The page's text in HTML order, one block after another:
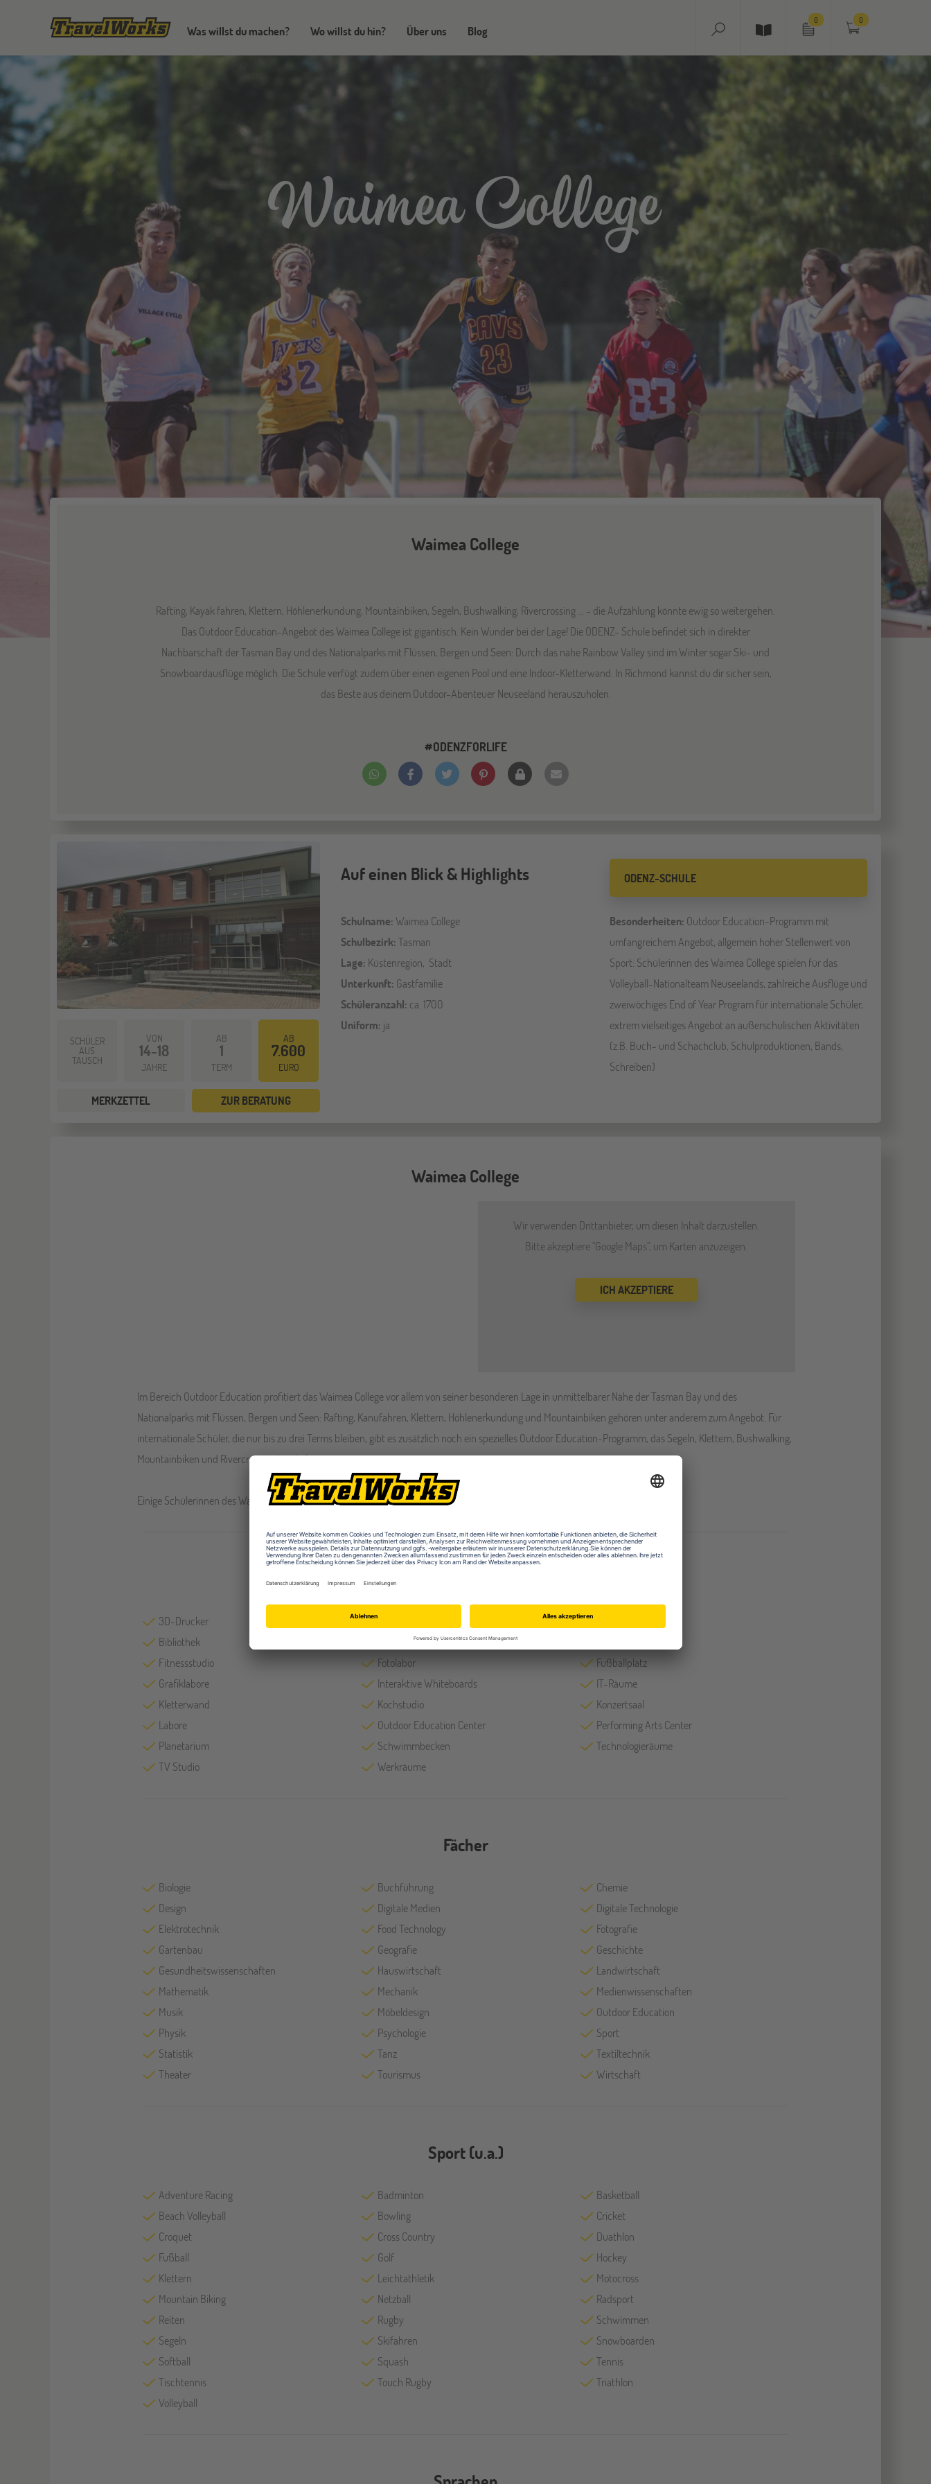
Was willst du machen? Wo willst du hin? Über uns Blog
0 0
Waimea College
Waimea College
Rafting, Kayak fahren, Klettern, Höhlenerkundung, Mountainbiken, Segeln, Bushwalking, Rivercrossing ... - die Aufzählung könnte ewig so weitergehen.
Das Outdoor Education-Angebot des Waimea College ist gigantisch. Kein Wunder bei der Lage! Die ODENZ- Schule beﬁndet sich in direkter
Nachbarschaft der Tasman Bay und des Nationalparks mit Flüssen, Bergen und Seen: Durch das nahe Rainbow Valley sind im Winter sogar Ski- und
Snowboardausﬂüge möglich. Die Schule verfügt zudem über einen eigenen Pool und eine Indoor-Kletterwand. In Richmond kannst du dir sicher sein,
das Beste aus deinem Outdoor-Abenteuer Neuseeland herauszuholen.
#ODENZFORLIFE
SCHÜLER
AUS
TAUSCH
VON
14-18
JAHRE
AB
1
TERM
AB
7.600
EURO
MERKZETTEL ZUR BERATUNG
ODENZ-SCHULE
Auf einen Blick & Highlights
Schulname:Waimea College
Schulbezirk:Tasman
Lage: Küstenregion, Stadt
Unterkunft: Gastfamilie
Schüleranzahl: ca. 1700
Uniform: ja
Besonderheiten: Outdoor Education-Programm mit
umfangreichem Angebot, allgemein hoher Stellenwert von
Sport: Schülerinnen des Waimea College spielen für das
Volleyball-Nationalteam Neuseelands, zahlreiche Ausflüge und
zweiwöchiges End of Year Program für internationale Schüler,
extrem vielseitiges Angebot an außerschulischen Aktivitäten
(z.B. Buch- und Schachclub, Schulproduktionen, Bands,
Schreiben)
Waimea College
Wir verwenden Drittanbieter, um diesen Inhalt darzustellen.
Bitte akzeptiere "Google Maps", um Karten anzuzeigen.
ICH AKZEPTIERE
Im Bereich Outdoor Education profitiert das Waimea College vor allem von seiner besonderen Lage in unmittelbarer Nähe der Tasman Bay und des
Nationalparks mit Flüssen, Bergen und Seen: Rafting, Kanufahren, Klettern, Höhlenerkundung und Mountainbiken gehören unter anderem zum Angebot. Für
internationale Schüler, die nur bis zu drei Terms bleiben, gibt es zusätzlich noch ein spezielles Outdoor Education-Programm, das Segeln, Klettern, Bushwalking,
Mountainbiken und Rivercrossing beinhaltet.
Einige Schülerinnen des Waimea College sind Teil des renommierten U17 Volleyballteams von Neuseeland.
3D-Drucker Auditorium
Bibliothek
Cafeteria
Fitnessstudio
Fotolabor
Fußballplatz
Grafiklabore
Interaktive Whiteboards
IT-Räume
Kletterwand
Kochstudio
Konzertsaal
Labore
Outdoor Education Center
Performing Arts Center
Planetarium
Schwimmbecken
Technologieräume
TV Studio
Werkräume
Fächer
Biologie Buchführung
Chemie
Design
Digitale Medien
Digitale Technologie
Elektrotechnik
Food Technology
Fotografie
Gartenbau
Geografie
Geschichte
Gesundheitswissenschaften
Hauswirtschaft
Landwirtschaft
Mathematik
Mechanik
Medienwissenschaften
Musik
Möbeldesign
Outdoor Education
Physik
Psychologie
Sport
Statistik
Tanz
Textiltechnik
Theater
Tourismus Wirtschaft
Sport (u.a.)
Adventure Racing Badminton
Basketball
Beach Volleyball
Bowling
Cricket
Croquet
Cross Country
Duathlon
Fußball
Golf
Hockey
Klettern
Leichtathletik
Motocross
Mountain Biking
Netzball
Radsport
Reiten
Rugby
Schwimmen
Segeln
Skifahren
Snowboarden
Softball
Squash
Tennis
Tischtennis
Touch Rugby
Triathlon
Volleyball